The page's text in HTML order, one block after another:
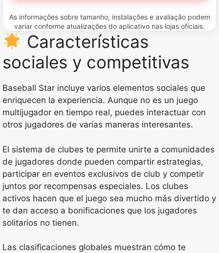
As informações sobre tamanho, instalações e avaliação podem
variar conforme atualizações do aplicativo nas lojas oficiais.
Características
sociales y competitivas
Baseball Star incluye varios elementos sociales que
enriquecen la experiencia. Aunque no es un juego
multijugador en tiempo real, puedes interactuar con
otros jugadores de varias maneras interesantes.
El sistema de clubes te permite unirte a comunidades
de jugadores donde pueden compartir estrategias,
participar en eventos exclusivos de club y competir
juntos por recompensas especiales. Los clubes
activos hacen que el juego sea mucho más divertido y
te dan acceso a bonificaciones que los jugadores
solitarios no tienen.
Las clasificaciones globales muestran cómo te